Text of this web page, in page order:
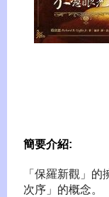
簡要介紹:
「保羅新觀」
次序」的概念。